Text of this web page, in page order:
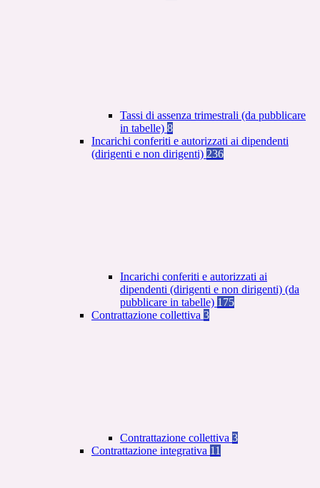
Tassi di assenza trimestrali (da pubblicare
in tabelle) 8
Incarichi conferiti e autorizzati ai dipendenti
(dirigenti e non dirigenti) 236
Incarichi conferiti e autorizzati ai
dipendenti (dirigenti e non dirigenti) (da
pubblicare in tabelle) 175
Contrattazione collettiva 3
Contrattazione collettiva 3
Contrattazione integrativa 11